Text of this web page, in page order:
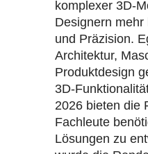
komplexer 3D-
Designern
und Präzision.
Architektur,
Produktdesign
3D-
2026 bieten die
Fachleute
Lösungen zu